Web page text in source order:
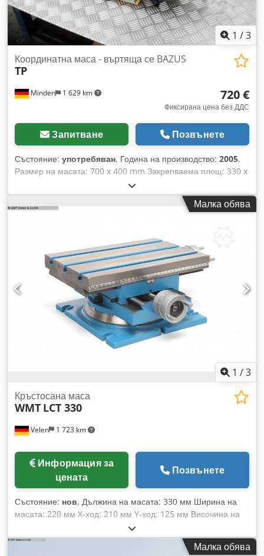
1 /3
Minden 1 629 km
Координатна маса - въртяща се BAZUS
TP
720 €
Фиксирана цена без ДДС
Запитване Позвънете
Състояние: употребяван, Година на производство: 2005,
Размер на масата: 700 x 400 mm Закрепваема площ: 330 x
580 mm Dcsdpocw Tqksfx Albok 3 T-канала по 12 mm Ход
на движение: ок. 400 mm Скала: 0,05 mm 1 оборот на
шпиндела = 4 mm Завърта се на 360° с фиксация
500 kg Необходима площ (Д x Ш x В): 850 x 400 x 195 mm
Тегло: ок. 172 kg Оригинално опакован – година на
производство приблизителна *- Нов – неизползван -* *- 1
брой в наличност -*
Малка обява
1 /3
Velen 1 723 km
Кръстосана маса
WMT LCT 330
Информация за
цената
Позвънете
Състояние: нов, Дължина на масата: 330 мм Ширина на
масата: 220 мм X-ход: 210 мм Y-ход: 125 мм Височина на
масата: 150 мм Dcjdpfx Aeupw Twelbek Т-образни
жлебове: 12 мм Тегло: 33 кг Размери (Д x Ш x В): 0,41 x 0,35
Малка обява